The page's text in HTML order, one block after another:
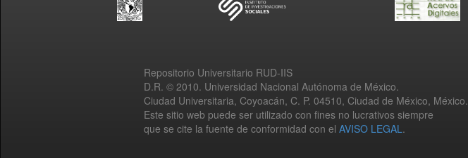
Repositorio Universitario RUD-IIS
D.R. © 2010. Universidad Nacional Autónoma de México.
Ciudad Universitaria, Coyoacán, C. P. 04510, Ciudad de México, México.
Este sitio web puede ser utilizado con fines no lucrativos siempre
que se cite la fuente de conformidad con el AVISO LEGAL.